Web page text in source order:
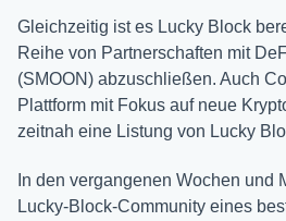
Gleichzeitig ist es Lucky Block
Reihe von Partnerschaften mit
(SMOON) abzuschließen. Auch
Plattform mit Fokus auf neue
zeitnah eine Listung von Lucky
In den vergangenen Wochen und
Lucky-Block-Community eines